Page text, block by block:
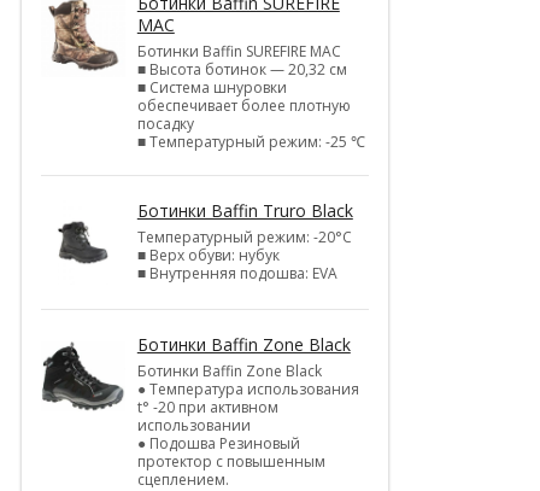
MAC
Ботинки Baffin SUREFIRE MAC
■ Высота ботинок — 20,32 см
■ Система шнуровки
обеспечивает более плотную
посадку
■ Температурный режим: -25 ℃
Ботинки Baffin Truro Black
Температурный режим: -20°С
■ Верх обуви: нубук
■ Внутренняя подошва: EVA
Ботинки Baffin Zone Black
Ботинки Baffin Zone Black
● Температура использования
t° -20 при активном
использовании
● Подошва Резиновый
протектор с повышенным
сцеплением.